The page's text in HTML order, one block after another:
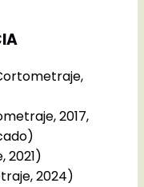
2017,
2021)
2024)